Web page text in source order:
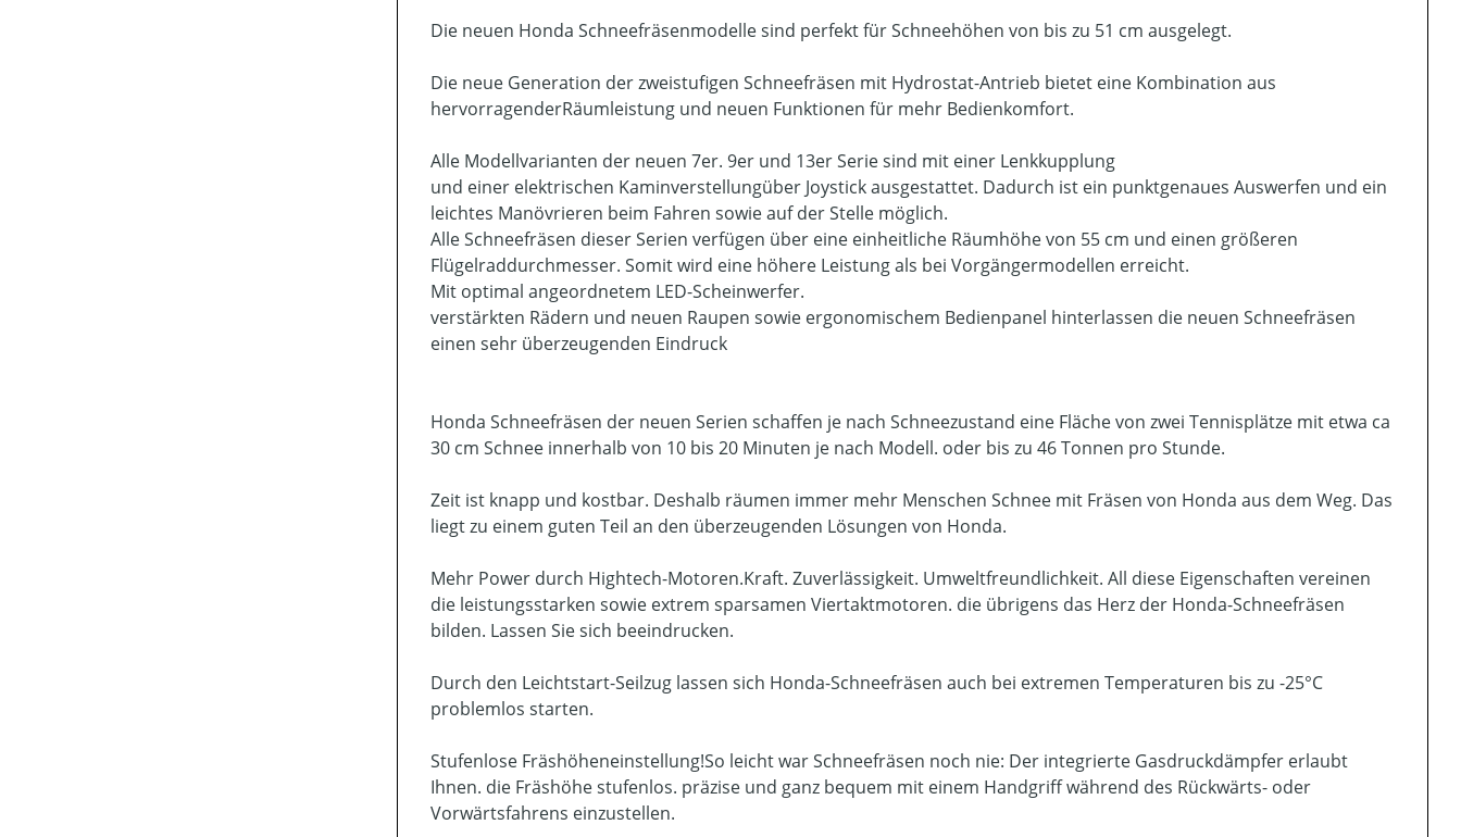
Die neuen Honda Schneefräsenmodelle sind perfekt für Schneehöhen von bis zu 51 cm ausgelegt.
Die neue Generation der zweistufigen Schneefräsen mit Hydrostat-Antrieb bietet eine Kombination aus
hervorragenderRäumleistung und neuen Funktionen für mehr Bedienkomfort.
Alle Modellvarianten der neuen 7er. 9er und 13er Serie sind mit einer Lenkkupplung
und einer elektrischen Kaminverstellungüber Joystick ausgestattet. Dadurch ist ein punktgenaues Auswerfen und ein
leichtes Manövrieren beim Fahren sowie auf der Stelle möglich.
Alle Schneefräsen dieser Serien verfügen über eine einheitliche Räumhöhe von 55 cm und einen größeren
Flügelraddurchmesser. Somit wird eine höhere Leistung als bei Vorgängermodellen erreicht.
Mit optimal angeordnetem LED-Scheinwerfer.
verstärkten Rädern und neuen Raupen sowie ergonomischem Bedienpanel hinterlassen die neuen Schneefräsen
einen sehr überzeugenden Eindruck
Honda Schneefräsen der neuen Serien schaffen je nach Schneezustand eine Fläche von zwei Tennisplätze mit etwa ca
30 cm Schnee innerhalb von 10 bis 20 Minuten je nach Modell. oder bis zu 46 Tonnen pro Stunde.
Zeit ist knapp und kostbar. Deshalb räumen immer mehr Menschen Schnee mit Fräsen von Honda aus dem Weg. Das
liegt zu einem guten Teil an den überzeugenden Lösungen von Honda.
Mehr Power durch Hightech-Motoren.Kraft. Zuverlässigkeit. Umweltfreundlichkeit. All diese Eigenschaften vereinen
die leistungsstarken sowie extrem sparsamen Viertaktmotoren. die übrigens das Herz der Honda-Schneefräsen
bilden. Lassen Sie sich beeindrucken.
Durch den Leichtstart-Seilzug lassen sich Honda-Schneefräsen auch bei extremen Temperaturen bis zu -25°C
problemlos starten.
Stufenlose Fräshöheneinstellung!So leicht war Schneefräsen noch nie: Der integrierte Gasdruckdämpfer erlaubt
Ihnen. die Fräshöhe stufenlos. präzise und ganz bequem mit einem Handgriff während des Rückwärts- oder
Vorwärtsfahrens einzustellen.